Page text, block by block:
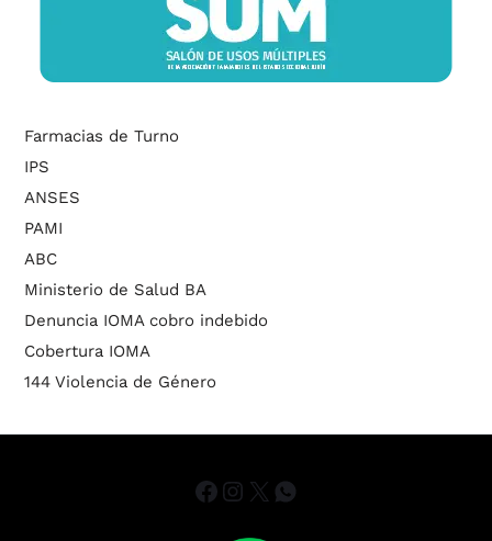
Farmacias de Turno
IPS
ANSES
PAMI
ABC
Ministerio de Salud BA
Denuncia IOMA cobro indebido
Cobertura IOMA
144 Violencia de Género